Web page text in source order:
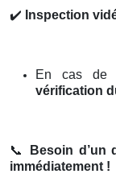
✔️ Inspection
En cas de
vérification
📞
Besoin d’un
immédiatement !